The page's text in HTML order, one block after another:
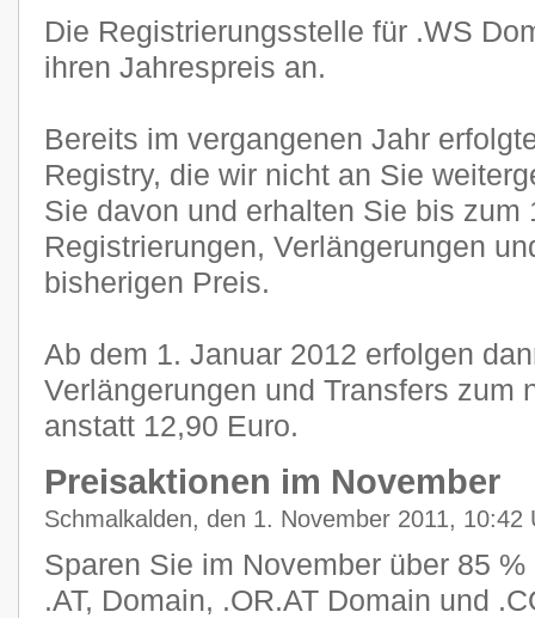
Die Registrierungsstelle für .WS
ihren Jahrespreis an.
Bereits im vergangenen Jahr
Registry, die wir nicht an Sie
Sie davon und erhalten Sie bis zum
Registrierungen, Verlängerungen
bisherigen Preis.
Ab dem 1. Januar 2012 erfolgen
Verlängerungen und Transfers zum
anstatt 12,90 Euro.
Preisaktionen im November
Schmalkalden, den 1. November 2011, 10:42
Sparen Sie im November über 85
.AT, Domain, .OR.AT Domain und